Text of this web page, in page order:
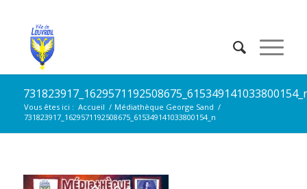
Vous êtes ici : Accueil / Médiathèque George Sand /
731823917_1629571192508675_615349141033800154_n